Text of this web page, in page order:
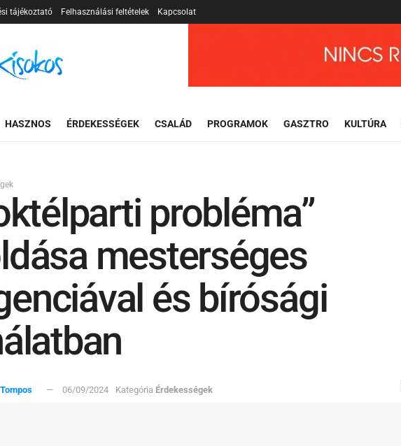
tájékoztató Felhasználási feltételek Kapcsolat
HASZNOS ÉRDEKESSÉGEK CSALÁD PROGRAMOK GASZTRO KULTÚRA
probléma”
mesterséges
és bírósági
06/09/2024 Kategória Érdekességek